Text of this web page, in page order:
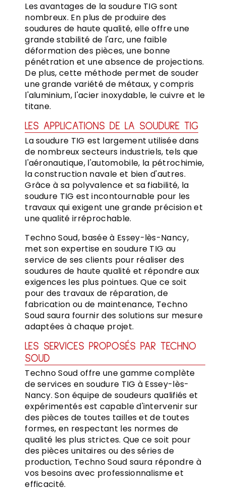
Les avantages de la soudure TIG sont
nombreux. En plus de produire des
soudures de haute qualité, elle offre une
grande stabilité de l'arc, une faible
déformation des pièces, une bonne
pénétration et une absence de projections.
De plus, cette méthode permet de souder
une grande variété de métaux, y compris
l'aluminium, l'acier inoxydable, le cuivre et le
titane.
LES APPLICATIONS DE LA SOUDURE TIG
La soudure TIG est largement utilisée dans
de nombreux secteurs industriels, tels que
l'aéronautique, l'automobile, la pétrochimie,
la construction navale et bien d'autres.
Grâce à sa polyvalence et sa fiabilité, la
soudure TIG est incontournable pour les
travaux qui exigent une grande précision et
une qualité irréprochable.
Techno Soud, basée à Essey-lès-Nancy,
met son expertise en soudure TIG au
service de ses clients pour réaliser des
soudures de haute qualité et répondre aux
exigences les plus pointues. Que ce soit
pour des travaux de réparation, de
fabrication ou de maintenance, Techno
Soud saura fournir des solutions sur mesure
adaptées à chaque projet.
LES SERVICES PROPOSÉS PAR TECHNO
SOUD
Techno Soud offre une gamme complète
de services en soudure TIG à Essey-lès-
Nancy. Son équipe de soudeurs qualifiés et
expérimentés est capable d'intervenir sur
des pièces de toutes tailles et de toutes
formes, en respectant les normes de
qualité les plus strictes. Que ce soit pour
des pièces unitaires ou des séries de
production, Techno Soud saura répondre à
vos besoins avec professionnalisme et
efficacité.